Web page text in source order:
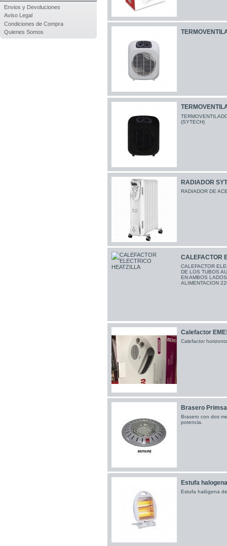
Envios y Devoluciones
Aviso Legal
Condiciones de Compra
Quienes Somos
(SYTECH)
RADIADOR
RADIADOR DE
CALEFACTOR
CALEFACTOR
DE LOS TUBOS
EN AMBOS
ALIMENTACION
Calefactor
Calefactor
Brasero
Brasero con dos
potencia.
Estufa
Estufa halógena